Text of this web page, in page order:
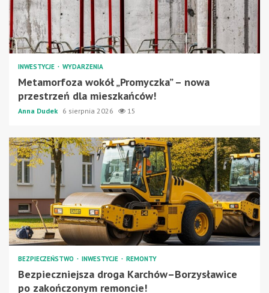
INWESTYCJE WYDARZENIA
Metamorfoza wokół „Promyczka” – nowa
przestrzeń dla mieszkańców!
Anna Dudek 6 sierpnia 2026 15
BEZPIECZEŃSTWO INWESTYCJE REMONTY
Bezpieczniejsza droga Karchów–Borzysławice
po zakończonym remoncie!